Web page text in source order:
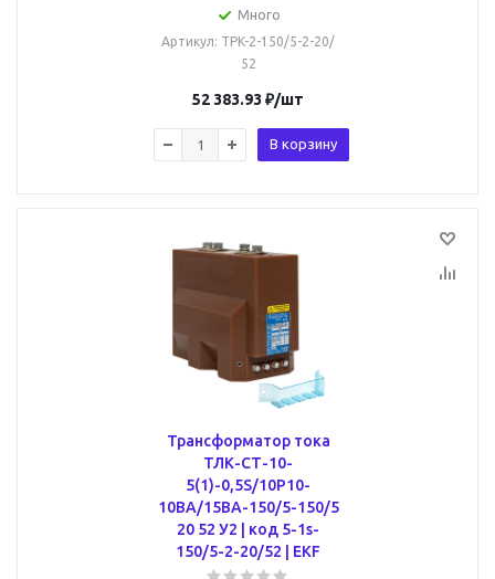
Много
Артикул: TPK-2-150/5-2-20/
52
52 383.93 ₽/шт
В корзину
Трансформатор тока
ТЛК-СТ-10-
5(1)-0,5S/10P10-
10ВА/15ВА-150/5-150/5
20 52 У2 | код 5-1s-
150/5-2-20/52 | EKF